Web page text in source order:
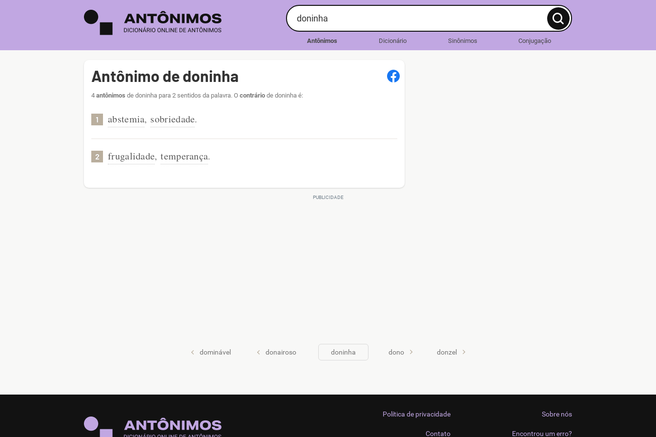
Antônimos Dicionário Sinônimos Conjugação
Antônimo de doninha
4 antônimos de doninha para 2 sentidos da palavra. O contrário de doninha é:
1 abstemia, sobriedade.
2 frugalidade, temperança.
dominável donairoso doninha dono donzel
Sobre nós
Encontrou um erro?
Política de privacidade
Contato